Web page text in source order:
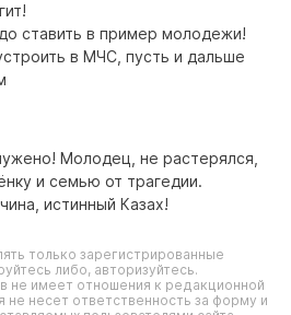
ставить в пример молодежи!
в МЧС, пусть и дальше
Молодец, не растерялся,
и семью от трагедии.
истинный Казах!
только зарегистрированные
либо, авторизуйтесь.
не имеет отношения к редакционной
не несет ответственность за форму и